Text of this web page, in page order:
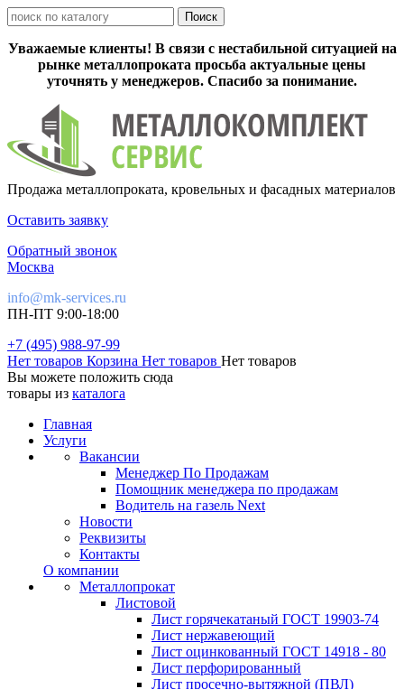
Уважаемые клиенты! В связи с нестабильной ситуацией на
рынке металлопроката просьба актуальные цены
уточнять у менеджеров. Спасибо за понимание.
Продажа металлопроката, кровельных и фасадных материалов
Оставить заявку
Обратный звонок
Москва
info@mk-services.ru
ПН-ПТ 9:00-18:00
+7 (495) 988-97-99
Нет товаров Корзина Нет товаров Нет товаров
Вы можете положить сюда
товары из каталога
Главная
Услуги
Вакансии
Менеджер По Продажам
Помощник менеджера по продажам
Водитель на газель Next
Новости
Реквизиты
Контакты
О компании
Металлопрокат
Листовой
Лист горячекатаный ГОСТ 19903-74
Лист нержавеющий
Лист оцинкованный ГОСТ 14918 - 80
Лист перфорированный
Лист просечно-вытяжной (ПВЛ)